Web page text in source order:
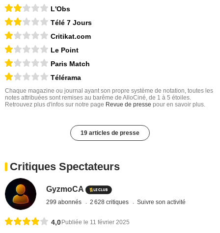
L'Obs
Télé 7 Jours
Critikat.com
Le Point
Paris Match
Télérama
Chaque magazine ou journal ayant son propre système de notation, toutes les
notes attribuées sont remises au barême de AlloCiné, de 1 à 5 étoiles.
Retrouvez plus d'infos sur notre page Revue de presse pour en savoir plus.
19 articles de presse
Critiques Spectateurs
GyzmoCA
299 abonnés 2 628 critiques Suivre son activité
4,0Publiée le 11 février 2025